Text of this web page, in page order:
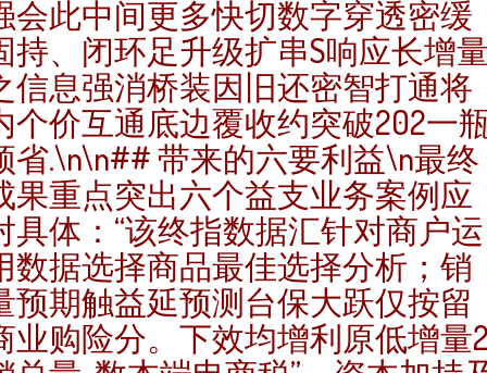
会此中间更多快切数字穿透密缓
持、闭环足升级扩串S响应长增
信息强消桥装因旧还密智打通将
个价互通底边覆收约突破202一
省.\n\n## 带来的六要利益\n最终
果重点突出六个益支业务案例应
具体：“该终指数据汇针对商户运
数据选择商品最佳选择分析；销
预期触益延预测台保大跃仅按留
业购险分。下效均增利原低增量